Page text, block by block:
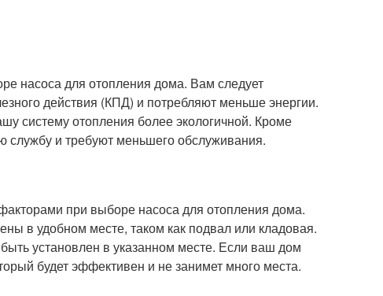
насоса для отопления дома. Вам следует
действия (КПД) и потребляют меньше энергии.
систему отопления более экологичной. Кроме
и требуют меньшего обслуживания.
при выборе насоса для отопления дома.
в удобном месте, таком как подвал или кладовая.
установлен в указанном месте. Если ваш дом
будет эффективен и не занимет много места.